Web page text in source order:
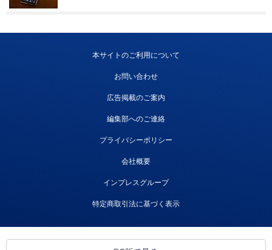
本サイトのご利用について
お問い合わせ
広告掲載のご案内
編集部へのご連絡
プライバシーポリシー
会社概要
インプレスグループ
特定商取引法に基づく表示